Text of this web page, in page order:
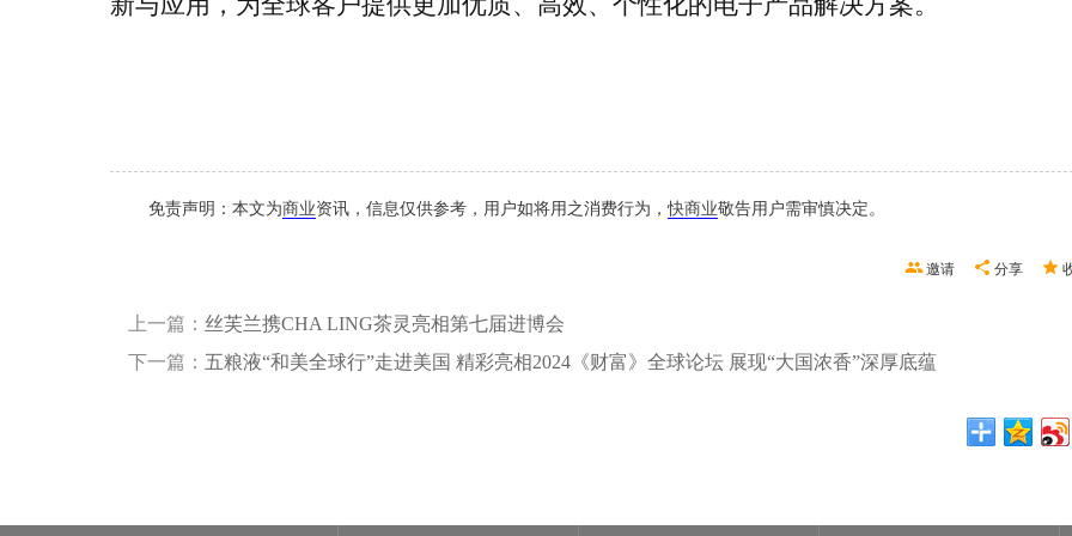
免责声明：本文为商业资讯，信息仅供参考，用户如将用之消费行为，快商业敬告用户需审慎决定。
分享
邀请
上一篇： 丝芙兰携CHA LING茶灵亮相第七届进博会
下一篇： 五粮液“和美全球行”走进美国 精彩亮相2024《财富》全球论坛 展现“大国浓香”深厚底蕴